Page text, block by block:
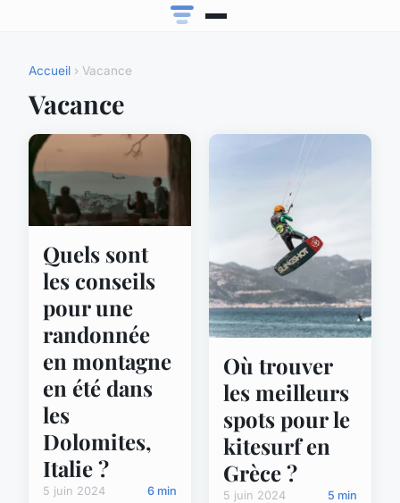
Accueil › Vacance
Vacance
Quels sont
les conseils
pour une
randonnée
en montagne
en été dans
les
Dolomites,
Italie ?
5 juin 2024 6 min
Où trouver
les meilleurs
spots pour le
kitesurf en
Grèce ?
5 juin 2024 5 min